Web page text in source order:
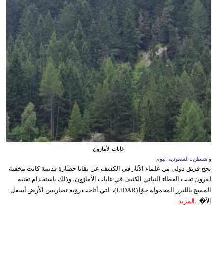
غابات الأمازون
واشنطن ـ السعودية اليوم
نجح فريق دولي من علماء الآثار في الكشف عن بقايا حضارة قديمة كانت مخفية
لقرون تحت الغطاء النباتي الكثيف في غابات الأمازون، وذلك باستخدام تقنية
المسح بالليزر المحمولة جوًا (LiDAR)، التي أتاحت رؤية تضاريس الأرض أسفل
الأ�... المزيد